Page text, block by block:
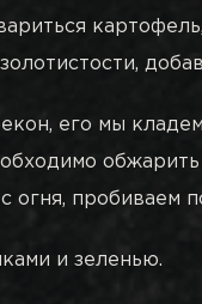
его мы
обжарить
огня, пробиваем
и зеленью.